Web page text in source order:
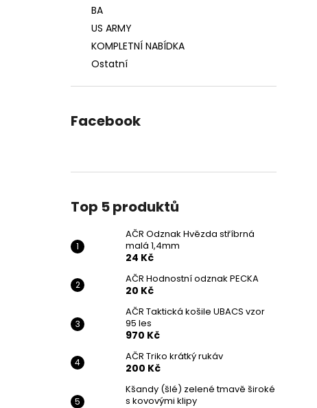
BA
US ARMY
KOMPLETNÍ NABÍDKA
Ostatní
Facebook
Top 5 produktů
AČR Odznak Hvězda stříbrná
malá 1,4mm
24 Kč
AČR Hodnostní odznak PECKA
20 Kč
AČR Taktická košile UBACS vzor
95 les
970 Kč
AČR Triko krátký rukáv
200 Kč
Kšandy (šlé) zelené tmavě široké
s kovovými klipy